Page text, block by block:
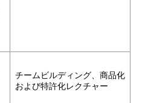
チームビルディング、商品化
および特許化レクチャー